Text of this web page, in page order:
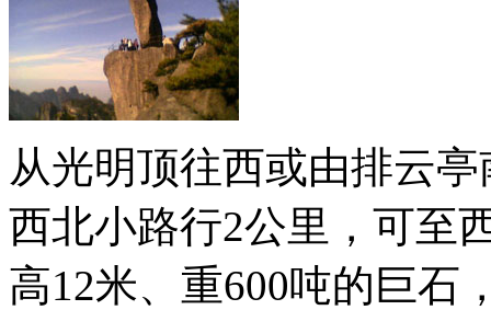
从光明顶往西或由排云
西北小路行2公里，可至
高12米、重600吨的巨石